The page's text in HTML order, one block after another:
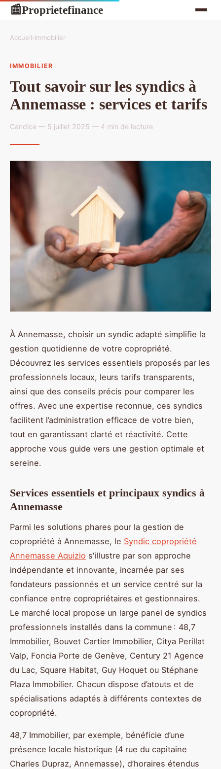
📰Proprietefinance
Accueil›Immobilier
IMMOBILIER
Tout savoir sur les syndics à
Annemasse : services et tarifs
Candice — 5 juillet 2025 — 4 min de lecture
À Annemasse, choisir un syndic adapté simplifie la
gestion quotidienne de votre copropriété.
Découvrez les services essentiels proposés par les
professionnels locaux, leurs tarifs transparents,
ainsi que des conseils précis pour comparer les
offres. Avec une expertise reconnue, ces syndics
facilitent l’administration efficace de votre bien,
tout en garantissant clarté et réactivité. Cette
approche vous guide vers une gestion optimale et
sereine.
Services essentiels et principaux syndics à
Annemasse
Parmi les solutions phares pour la gestion de
copropriété à Annemasse, le Syndic copropriété
Annemasse Aquizio s'illustre par son approche
indépendante et innovante, incarnée par ses
fondateurs passionnés et un service centré sur la
confiance entre copropriétaires et gestionnaires.
Le marché local propose un large panel de syndics
professionnels installés dans la commune : 48,7
Immobilier, Bouvet Cartier Immobilier, Citya Perillat
Valp, Foncia Porte de Genève, Century 21 Agence
du Lac, Square Habitat, Guy Hoquet ou Stéphane
Plaza Immobilier. Chacun dispose d’atouts et de
spécialisations adaptés à différents contextes de
copropriété.
48,7 Immobilier, par exemple, bénéficie d’une
présence locale historique (4 rue du capitaine
Charles Dupraz, Annemasse), d’horaires étendus